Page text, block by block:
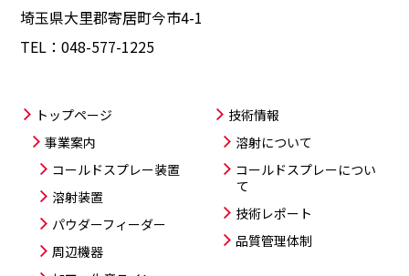
埼玉県大里郡寄居町今市4-1
TEL：048-577-1225
トップページ
事業案内
コールドスプレー装置
溶射装置
パウダーフィーダー
周辺機器
技術情報
溶射について
コールドスプレーについ
て
技術レポート
品質管理体制